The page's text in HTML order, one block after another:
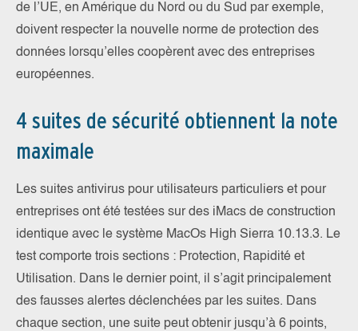
de l’UE, en Amérique du Nord ou du Sud par exemple,
doivent respecter la nouvelle norme de protection des
données lorsqu’elles coopèrent avec des entreprises
européennes.
4 suites de sécurité obtiennent la note
maximale
Les suites antivirus pour utilisateurs particuliers et pour
entreprises ont été testées sur des iMacs de construction
identique avec le système MacOs High Sierra 10.13.3. Le
test comporte trois sections : Protection, Rapidité et
Utilisation. Dans le dernier point, il s’agit principalement
des fausses alertes déclenchées par les suites. Dans
chaque section, une suite peut obtenir jusqu’à 6 points,